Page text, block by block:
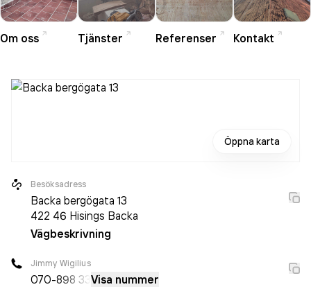
Om oss Tjänster Referenser Kontakt
Öppna karta
Besöksadress
Backa bergögata 13
422 46 Hisings Backa
Vägbeskrivning
Jimmy Wigilius
070-898 33 Visa nummer